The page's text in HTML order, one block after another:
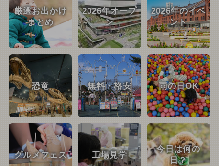
厳選お出かけ
まとめ
2026年オープ
ン
2026年のイベ
ント
恐竜 無料・格安 雨の日OK
グルメフェス 工場見学
今日は何の
日？